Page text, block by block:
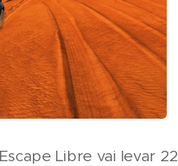
Libre vai levar 22